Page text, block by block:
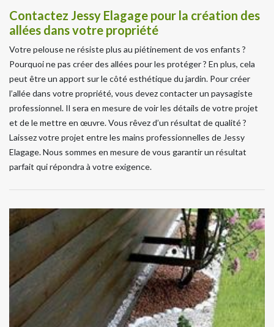
Contactez Jessy Elagage pour la création des
allées dans votre propriété
Votre pelouse ne résiste plus au piétinement de vos enfants ?
Pourquoi ne pas créer des allées pour les protéger ? En plus, cela
peut être un apport sur le côté esthétique du jardin. Pour créer
l’allée dans votre propriété, vous devez contacter un paysagiste
professionnel. Il sera en mesure de voir les détails de votre projet
et de le mettre en œuvre. Vous rêvez d’un résultat de qualité ?
Laissez votre projet entre les mains professionnelles de Jessy
Elagage. Nous sommes en mesure de vous garantir un résultat
parfait qui répondra à votre exigence.